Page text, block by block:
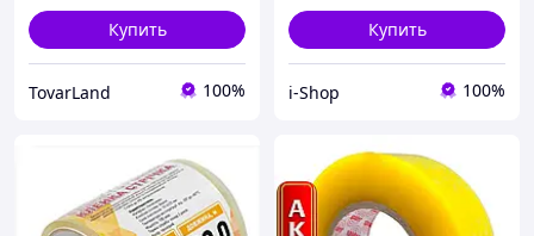
Купить
TovarLand 100%
Купить
i-Shop 100%